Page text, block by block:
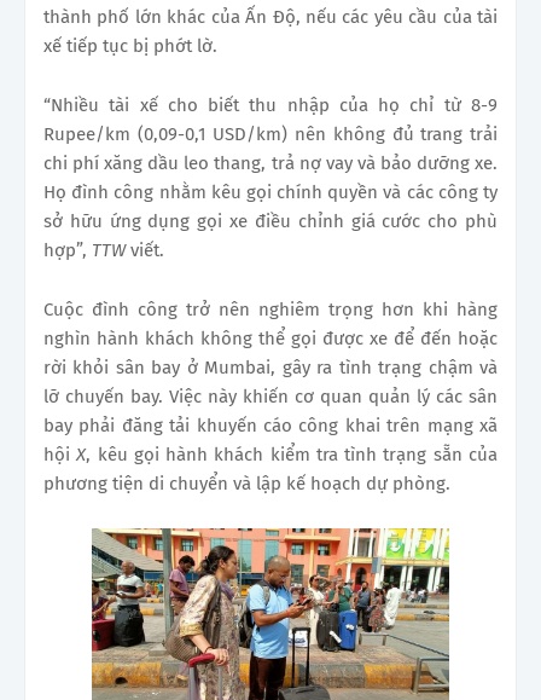
thành phố lớn khác của Ấn Độ, nếu các yêu cầu của tài
xế tiếp tục bị phớt lờ.
“Nhiều tài xế cho biết thu nhập của họ chỉ từ 8-9
Rupee/km (0,09-0,1 USD/km) nên không đủ trang trải
chi phí xăng dầu leo thang, trả nợ vay và bảo dưỡng xe.
Họ đình công nhằm kêu gọi chính quyền và các công ty
sở hữu ứng dụng gọi xe điều chỉnh giá cước cho phù
hợp”, TTWviết.
Cuộc đình công trở nên nghiêm trọng hơn khi hàng
nghìn hành khách không thể gọi được xe để đến hoặc
rời khỏi sân bay ở Mumbai, gây ra tình trạng chậm và
lỡ chuyến bay. Việc này khiến cơ quan quản lý các sân
bay phải đăng tải khuyến cáo công khai trên mạng xã
hộiX, kêu gọi hành khách kiểm tra tình trạng sẵn của
phương tiện di chuyển và lập kế hoạch dự phòng.